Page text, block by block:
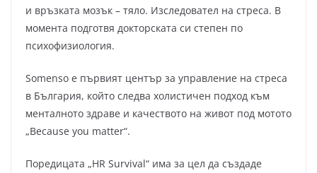
и връзката мозък – тяло. Изследовател на стреса. В
момента подготвя докторската си степен по
психофизиология.
Somenso е първият център за управление на стреса
в България, който следва холистичен подход към
менталното здраве и качеството на живот под мотото
„Because you matter“.
Поредицата „HR Survival“ има за цел да създаде